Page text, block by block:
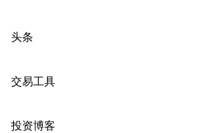
头条
交易工具
投资博客